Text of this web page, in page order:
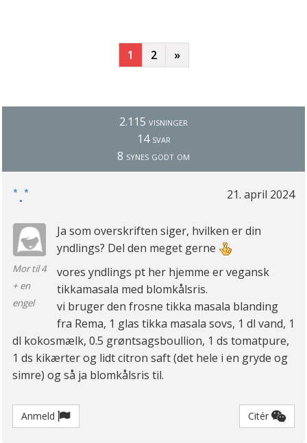
1 2 »
2.115 visninger
14 svar
8 synes godt om
21. april 2024
*.*
Mor til 4
+ en
engel
Ja som overskriften siger, hvilken er din
yndlings? Del den meget gerne
vores yndlings pt her hjemme er vegansk
tikkamasala med blomkålsris.
vi bruger den frosne tikka masala blanding
fra Rema, 1 glas tikka masala sovs, 1 dl vand, 1
dl kokosmælk, 0.5 grøntsagsboullion, 1 ds tomatpure,
1 ds kikærter og lidt citron saft (det hele i en gryde og
simre) og så ja blomkålsris til.
Anmeld Citér